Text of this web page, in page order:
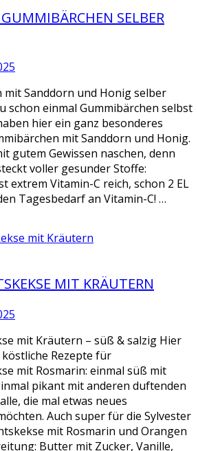
SELBER
mit Sanddorn und Honig selber
schon einmal Gummibärchen selbst
hier ein ganz besonderes
mit Sanddorn und Honig.
gutem Gewissen naschen, denn
voller gesunder Stoffe:
extrem Vitamin-C reich, schon 2 EL
Tagesbedarf an Vitamin-C! …
MIT KRÄUTERN
mit Kräutern – süß & salzig Hier
Rezepte für
mit Rosmarin: einmal süß mit
pikant mit anderen duftenden
die mal etwas neues
Auch super für die Sylvester
mit Rosmarin und Orangen
Butter mit Zucker, Vanille,